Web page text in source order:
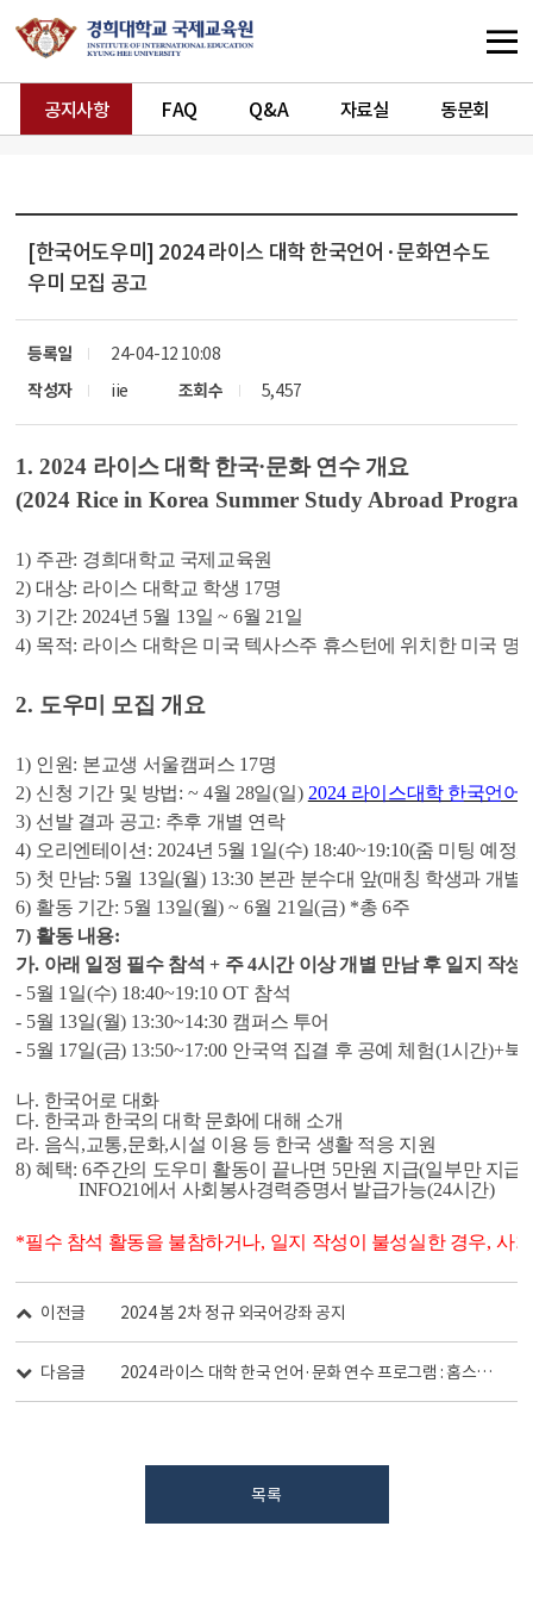
공지사항 FAQ Q&A 자료실 동문회
[한국어도우미] 2024 라이스 대학 한국언어·문화연수도
우미 모집 공고
등록일
24-04-12 10:08
작성자
iie 조회수 5,457
1. 2024 라이스 대학 한국·문화 연수 개요
(2024 Rice in Korea Summer Study Abroad
1) 주관: 경희대학교 국제교육원
2)대상: 라이스 대학교 학생 17명
3) 기간: 2024년 5월 13일 ~ 6월 21 일
4) 목적: 라이스 대학은 미국 텍사스주 휴스턴에 위치한 미국 명
2. 도우미 모집 개요
1) 인원: 본교생 서울캠퍼스 17명
2) 신청 기간 및 방법: ~ 4월 28일(일) 2024 라이스대학 한국언어
3) 선발 결과 공고: 추후 개별 연락
4) 오리엔테이션 : 2024년 5월 1 일(수) 18:40~19:10(줌 미팅 예정
5) 첫 만남: 5월 13일(월) 13:30 본관 분수대 앞(매칭 학생과 개별
6) 활동 기간: 5월 13일(월) ~ 6월 21 일(금) *총 6주
7) 활동 내용:
가. 아래 일정 필수 참석 + 주4시간 이상 개별 만남 후 일지 작성
- 5월 1 일(수) 18:40~19:10 OT 참석
- 5월 13일(월) 13:30~14:30 캠퍼스 투어
- 5월 17일(금) 13:50~17:00 안국역 집결 후 공예 체험(1시간)+북
나. 한국어로 대화
다. 한국과 한국의 대학 문화에 대해 소개
라. 음식,교통,문화,시설 이용 등 한국 생활 적응 지원
8)혜택: 6주간의 도우미 활동이 끝나면 5만원 지급(일부만 지급
INFO21에서 사회봉사경력증명서 발급가능(24시간)
*필수 참석 활동을 불참하거나, 일지 작성이 불성실한 경우, 사
이전글 2024 봄 2차 정규 외국어강좌 공지
다음글 2024 라이스 대학 한국 언어·문화 연수 프로그램 : 홈스테이 가정 모집
목록